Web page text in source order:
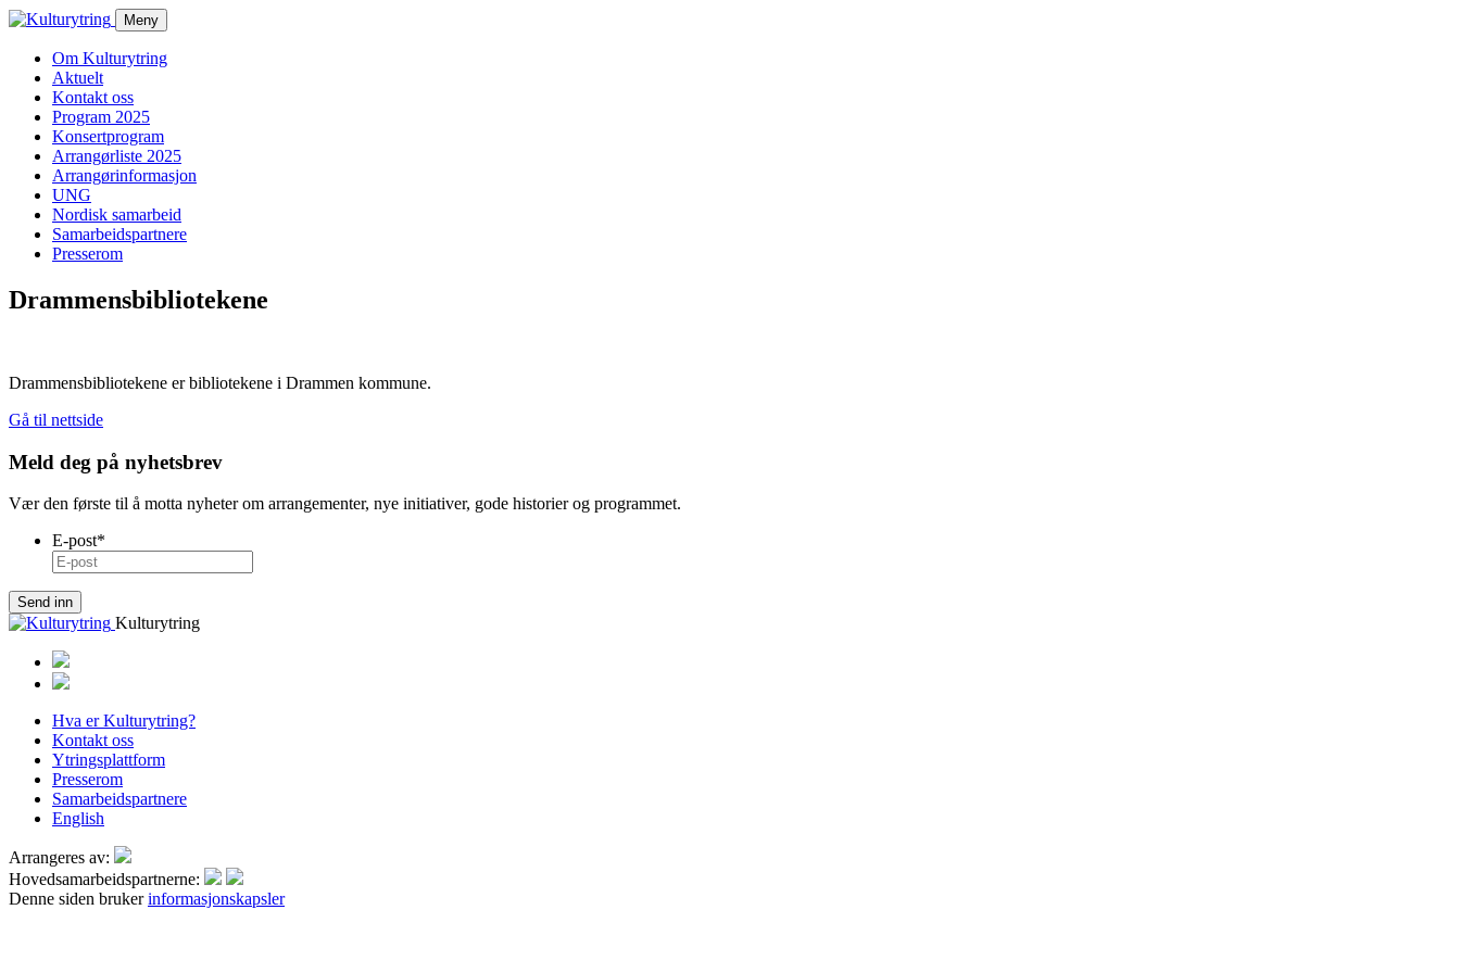
Skip
content
Meny
Om Kulturytring
Aktuelt
Kontakt oss
Program 2025
Konsertprogram
Arrangørliste 2025
Arrangørinformasjon
UNG
Nordisk samarbeid
Samarbeidspartnere
Presserom
Drammensbibliotekene
Drammensbibliotekene er bibliotekene i Drammen kommune.
Gå til nettside
Meld deg på nyhetsbrev
Vær den første til å motta nyheter om arrangementer, nye initiativer, gode historier og programmet.
E-post*
Kulturytring
Hva er Kulturytring?
Kontakt oss
Ytringsplattform
Presserom
Samarbeidspartnere
English
Arrangeres av:
Hovedsamarbeidspartnerne:
Denne siden brukerinformasjonskapsler